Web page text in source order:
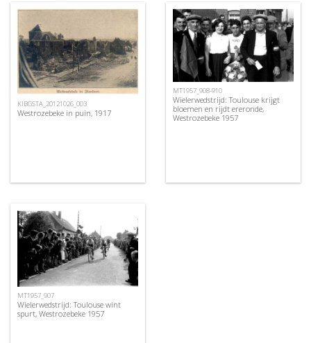
KIBGSTA_20121026_003
Westrozebeke in puin, 1917
MT1957_908-910
Wielerwedstrijd: Toulouse krijgt
bloemen en rijdt ereronde,
Westrozebeke 1957
MT1957_907
Wielerwedstrijd: Toulouse wint
spurt, Westrozebeke 1957